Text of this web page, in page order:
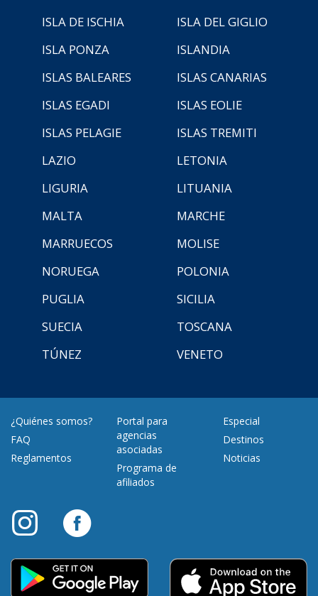
ISLA DE ISCHIA
ISLA DEL GIGLIO
ISLA PONZA
ISLANDIA
ISLAS BALEARES
ISLAS CANARIAS
ISLAS EGADI
ISLAS EOLIE
ISLAS PELAGIE
ISLAS TREMITI
LAZIO
LETONIA
LIGURIA
LITUANIA
MALTA
MARCHE
MARRUECOS
MOLISE
NORUEGA
POLONIA
PUGLIA
SICILIA
SUECIA
TOSCANA
TÚNEZ
VENETO
¿Quiénes somos?
FAQ
Reglamentos
Portal para
agencias
asociadas
Programa de
afiliados
Especial
Destinos
Noticias